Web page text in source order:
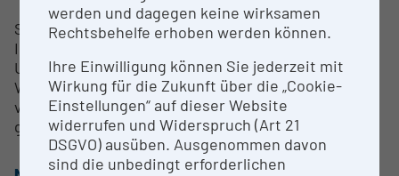
Sie erhalten Zugang zu kostengünstiger
Infrastrukturnutzung sowie bei Bedarf
Unterstützung durch Wissenschafter und
WissenschafterInnen der Universität im Rahmen
von Forschungskooperationen und gegebenenfalls
gemeinsamen Projekten und Publikationen.
werden und dagegen keine wirksamen
Rechtsbehelfe erhoben werden können.
Ihre Einwilligung können Sie jederzeit mit
Wirkung für die Zukunft über die „Cookie-
Einstellungen“ auf dieser Website
widerrufen und Widerspruch (Art 21
DSGVO) ausüben. Ausgenommen davon
sind die unbedingt erforderlichen